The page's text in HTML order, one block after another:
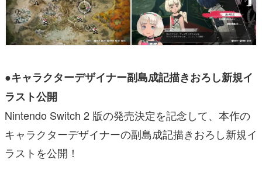
●キャラクターデザイナー副島成記描きおろし新規イ
ラスト公開
Nintendo Switch 2 版の発売決定を記念して、本作の
キャラクターデザイナーの副島成記描きおろし新規イ
ラストを公開！